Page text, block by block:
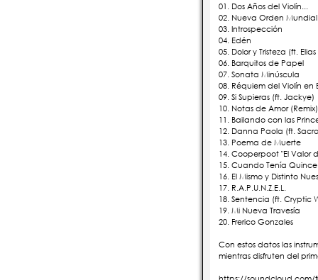
01. Dos Años del Violín...
02. Nueva Orden Mundial
03. Introspección
04. Edén
05. Dolor y Tristeza (ft.
06. Barquitos de Papel
07. Sonata Minúscula
08. Réquiem del Violín en
09. Si Supieras (ft. Jackye)
10. Notas de Amor
11. Bailando con las
12. Danna Paola (ft.
13. Poema de Muerte
14. Cooperpoot "El Valor
15. Cuando Tenía Quince
16. El Mismo y Distinto
17. R.A.P.U.N.Z.E.L.
18. Sentencia (ft. Cryptic
19. Mi Nueva Travesía
20. Frerico Gonzales
Con estos datos las
mientras disfruten del